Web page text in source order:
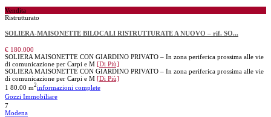
Vendita
Ristrutturato
SOLIERA-MAISONETTE BILOCALI RISTRUTTURATE A NUOVO – rif. SO...
€ 180.000
SOLIERA MAISONETTE CON GIARDINO PRIVATO – In zona periferica prossima alle vie
di comunicazione per Carpi e M [Di Più]
SOLIERA MAISONETTE CON GIARDINO PRIVATO – In zona periferica prossima alle vie
di comunicazione per Carpi e M [Di Più]
1 80.00 m2informazioni complete
Gozzi Immobiliare
7
Modena